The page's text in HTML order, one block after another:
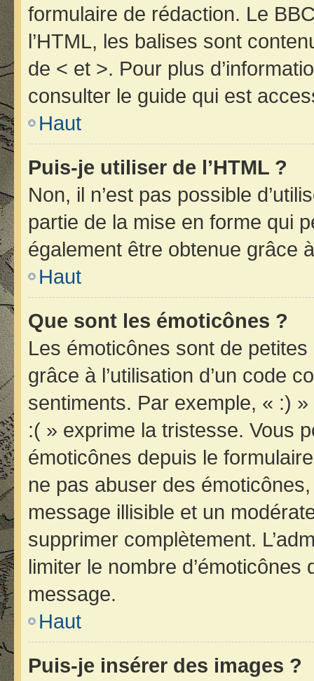
formulaire de rédaction. Le
l’HTML, les balises sont
de < et >. Pour plus
consulter le guide qui est
Haut
Puis-je utiliser de l’HTML ?
Non, il n’est pas possible
partie de la mise en forme qui
également être obtenue grâce
Haut
Que sont les émoticônes ?
Les émoticônes sont de
grâce à l’utilisation d’un code
sentiments. Par exemple, « :)
:( » exprime la tristesse. Vous
émoticônes depuis le
ne pas abuser des
message illisible et un
supprimer complètement.
limiter le nombre
message.
Haut
Puis-je insérer des images ?